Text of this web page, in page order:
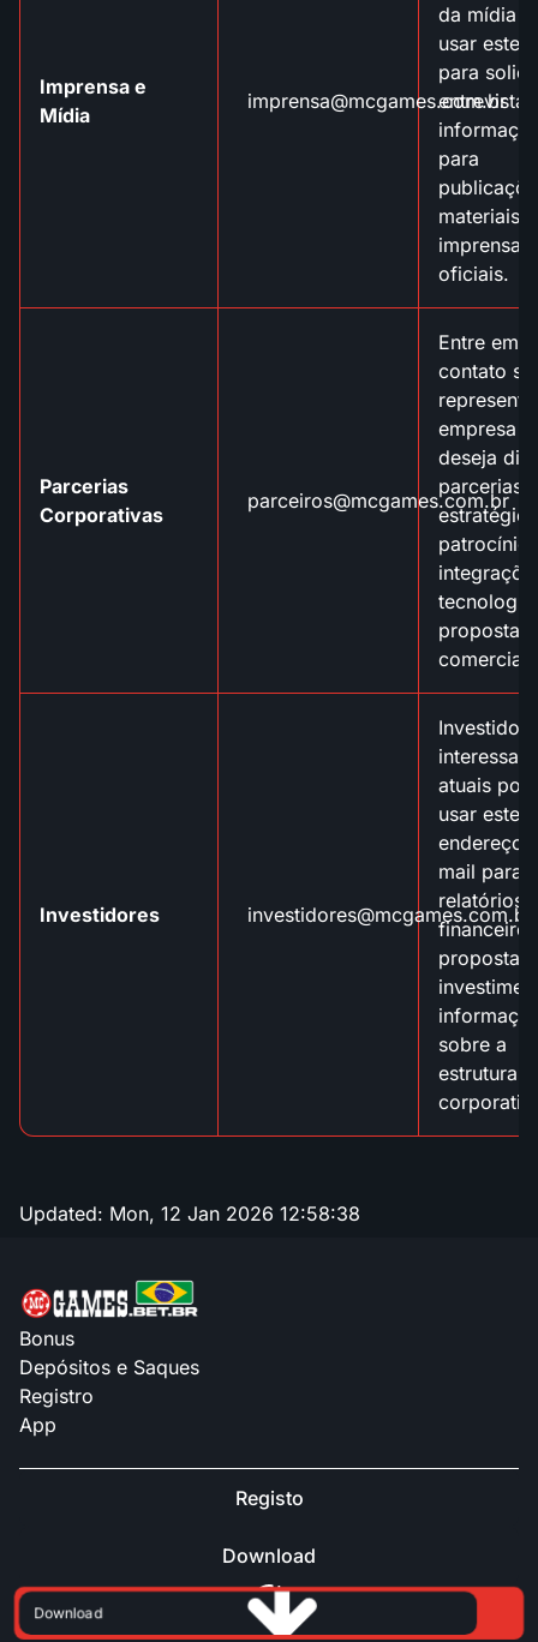
Imprensa e
Mídia
imprensa@mcgames.com.br
da mídia
usar este
para
para
materiais
imprensa
oficiais.
Parcerias
Corporativas
parceiros@mcgames.com.br
Entre em
contato
empresa e
deseja
parcerias
tecnologia
propostas
Investidores investidores@mcgames.com.br
atuais
usar este
endereço
mail para
relatórios
propostas
sobre a
estrutura
Updated: Mon, 12 Jan 2026 12:58:38
Download
Bonus
Depósitos e Saques
Registro
App
Registo
Download